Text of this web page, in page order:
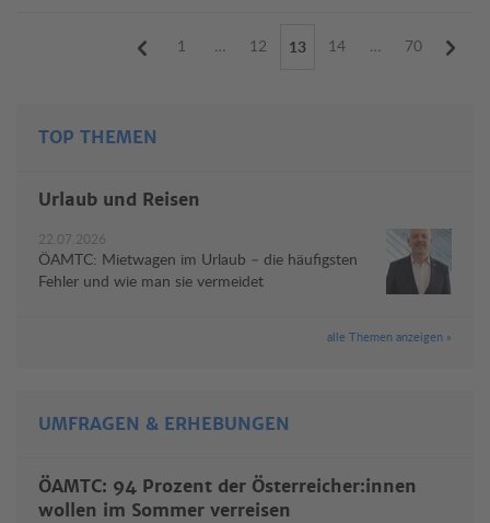
1 … 12 13 14 … 70
TOP THEMEN
Urlaub und Reisen
22.07.2026
ÖAMTC: Mietwagen im Urlaub – die häufigsten
Fehler und wie man sie vermeidet
alle Themen anzeigen »
UMFRAGEN & ERHEBUNGEN
ÖAMTC: 94 Prozent der Österreicher:innen
wollen im Sommer verreisen